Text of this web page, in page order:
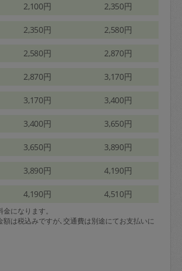
2,100円 2,350円
2,350円 2,580円
2,580円 2,870円
2,870円 3,170円
3,170円 3,400円
3,400円 3,650円
3,650円 3,890円
3,890円 4,190円
4,190円 4,510円
になります。
額は税込みですが､交通費は別途にてお支払いに